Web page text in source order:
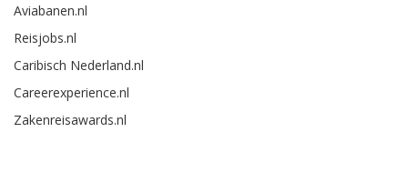
Aviabanen.nl
Reisjobs.nl
Caribisch Nederland.nl
Careerexperience.nl
Zakenreisawards.nl